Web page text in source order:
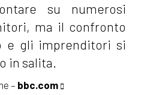
su numerosi
ma il confronto
e gli imprenditori si
in salita.
– bbc.com